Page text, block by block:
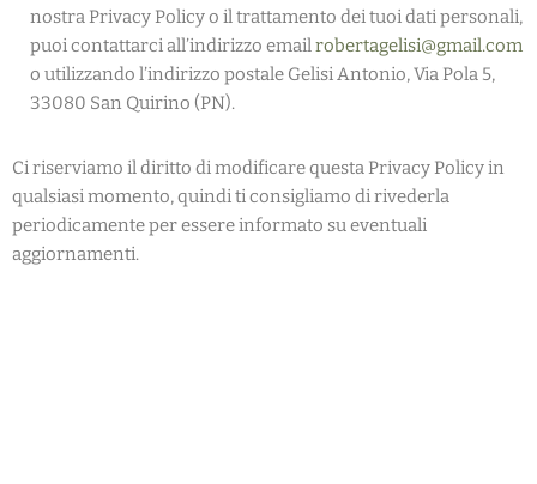
nostra Privacy Policy o il trattamento dei tuoi dati personali,
puoi contattarci all’indirizzo emailrobertagelisi@gmail.com
o utilizzando l’indirizzo postale Gelisi Antonio, Via Pola 5,
33080 San Quirino (PN).
Ci riserviamo il diritto di modificare questa Privacy Policy in
qualsiasi momento, quindi ti consigliamo di rivederla
periodicamente per essere informato su eventuali
aggiornamenti.